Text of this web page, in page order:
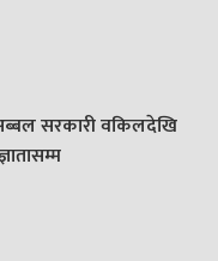
सरकारी वकिलदेखि